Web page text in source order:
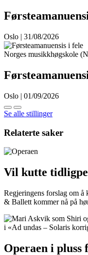
Oslo | 31/08/2026
Norges musikkhøgskole
Oslo | 01/09/2026
Se alle stillinger
Relaterte saker
Vil kutte
Regjeringens forslag om
& Ballett kommer nå på
Operaen i pluss